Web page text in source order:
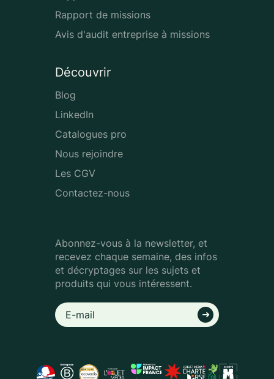
Rapport de missions
Avis d'audit entreprise à missions
Découvrir
Blog
LinkedIn
Catalogues pro
Nous rejoindre
Les CGV
Contactez-nous
Abonnez-vous à la newsletter, et
recevez chaque semaine, des infos
et décryptages sur les sujets et
produits qui vous intéressent.